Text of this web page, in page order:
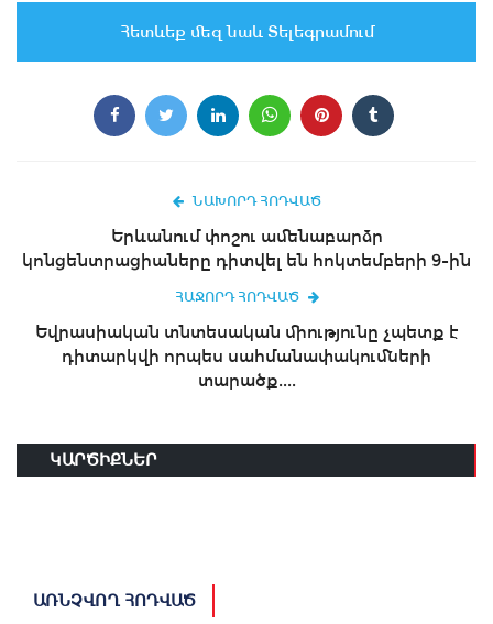
Հետևեք մեզ նաև Տելեգրամում
ՆԱԽՈՐԴ ՀՈԴՎԱԾ
Երևանում փոշու ամենաբարձր
կոնցենտրացիաները դիտվել են հոկտեմբերի 9-ին
ՀԱՋՈՐԴ ՀՈԴՎԱԾ
Եվրասիական տնտեսական միությունը չպետք է
դիտարկվի որպես սահմանափակումների
տարածք....
ԿԱՐԾԻՔՆԵՐ
ԱՌՆՉՎՈՂ ՀՈԴՎԱԾ